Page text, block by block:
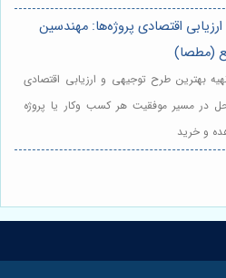
اقتصادی پروژه‌ها: مهندسین
(مطصا)
بهترین طرح توجیهی و ارزیابی اقتصادی
در مسیر موفقیت هر کسب وکار یا پروژه
و خرید